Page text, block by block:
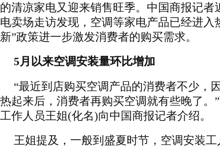
的清凉家电又迎来销售旺季。中国商报记者
电卖场走访发现，空调等家电产品已经进入
新”政策进一步激发消费者的购买需求。
5月以来空调安装量环比增加
“最近到店购买空调产品的消费者不少，
热起来后，消费者再购买空调就有些晚了。
工作人员王姐(化名)向中国商报记者介绍。
王姐提及，一般到盛夏时节，空调安装